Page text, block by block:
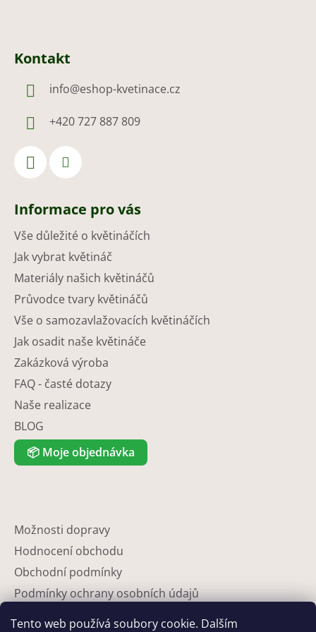
Tento web používá soubory cookie. Dalším
Kontakt
info@eshop-kvetinace.cz
+420 727 887 809
Informace pro vás
Vše důležité o květináčích
Jak vybrat květináč
Materiály našich květináčů
Průvodce tvary květináčů
Vše o samozavlažovacích květináčích
Jak osadit naše květináče
Zakázková výroba
FAQ - časté dotazy
Naše realizace
BLOG
📦 Moje objednávka
Možnosti dopravy
Hodnocení obchodu
Obchodní podmínky
Podmínky ochrany osobních údajů